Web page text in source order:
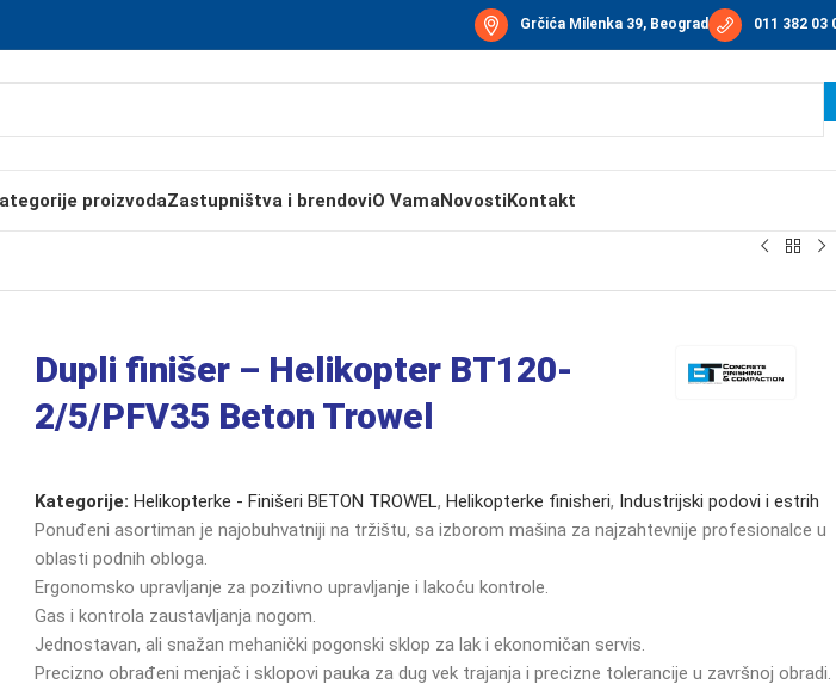
Grčića Milenka 39, Beograd 011 382 03
proizvodaZastupništva i brendoviO VamaNovostiKontakt
Dupli finišer – Helikopter BT120-
2/5/PFV35 Beton Trowel
Kategorije: Helikopterke - Finišeri BETON TROWEL, Helikopterke finisheri, Industrijski podovi i estrih
Ponuđeni asortiman je najobuhvatniji na tržištu, sa izborom mašina za najzahtevnije profesionalce u
oblasti podnih obloga.
Ergonomsko upravljanje za pozitivno upravljanje i lakoću kontrole.
Gas i kontrola zaustavljanja nogom.
Jednostavan, ali snažan mehanički pogonski sklop za lak i ekonomičan servis.
Precizno obrađeni menjač i sklopovi pauka za dug vek trajanja i precizne tolerancije u završnoj obradi.